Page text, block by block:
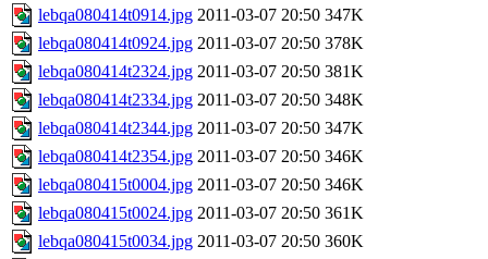
lebqa080414t0914.jpg 2011-03-07 20:50 347K
lebqa080414t0924.jpg 2011-03-07 20:50 378K
lebqa080414t2324.jpg 2011-03-07 20:50 381K
lebqa080414t2334.jpg 2011-03-07 20:50 348K
lebqa080414t2344.jpg 2011-03-07 20:50 347K
lebqa080414t2354.jpg 2011-03-07 20:50 346K
lebqa080415t0004.jpg 2011-03-07 20:50 346K
lebqa080415t0024.jpg 2011-03-07 20:50 361K
lebqa080415t0034.jpg 2011-03-07 20:50 360K